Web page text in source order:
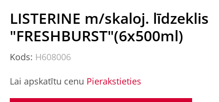
LISTERINE m/skaloj. līdzeklis
"FRESHBURST"(6x500ml)
Kods: H608006
Lai apskatītu cenu Pierakstieties